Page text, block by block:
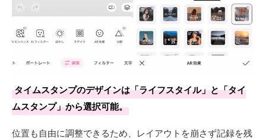
タイムスタンプのデザインは「ライフスタイル」と「タイ
ムスタンプ」から選択可能。
位置も自由に調整できるため、レイアウトを崩さず記録を残